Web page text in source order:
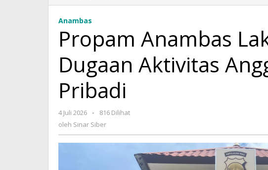
Anambas
Dugaan
Aktivitas
Anggota
di
Anambas
Propam Anambas
Dugaan Aktivitas
Pribadi
4 Juli 2026
oleh
Sinar
-
816 Dilihat
oleh Sinar Siber